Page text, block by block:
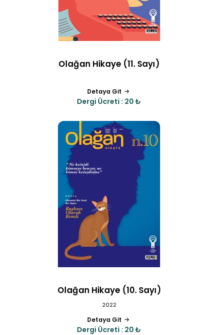
Olağan Hikaye (11. Sayı)
Detaya Git
Dergi Ücreti : 20 ₺
Olağan Hikaye (10. Sayı)
2022
Detaya Git
Dergi Ücreti : 20 ₺